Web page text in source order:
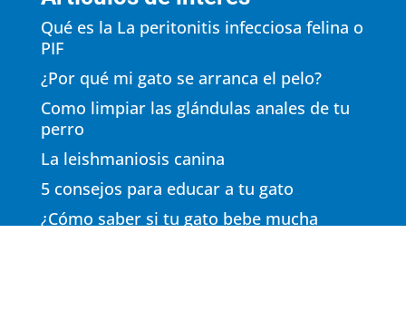
Qué es la La peritonitis infecciosa felina o
PIF
¿Por qué mi gato se arranca el pelo?
Como limpiar las glándulas anales de tu
perro
La leishmaniosis canina
5 consejos para educar a tu gato
¿Cómo saber si tu gato bebe mucha